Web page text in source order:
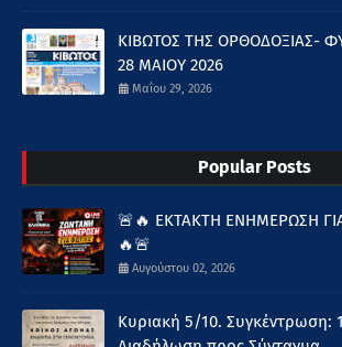
ΚΙΒΩΤΟΣ ΤΗΣ ΟΡΘΟΔΟΞΙΑΣ-
28 ΜΑΙΟΥ 2026
Μαΐου 29, 2026
Popular Posts
🚨🔥 ΕΚΤΑΚΤΗ ΕΝΗΜΕΡΩΣΗ
🔥🚨
Αυγούστου 02, 2026
Κυριακή 5/10. Συγκέντρωση: